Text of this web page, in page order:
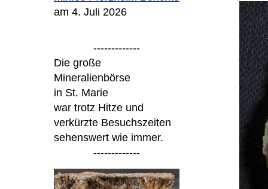
am 4. Juli 2026
-------------
Die große
Mineralienbörse
in St. Marie
war trotz Hitze und
verkürzte Besuchszeiten
sehenswert wie immer.
-------------